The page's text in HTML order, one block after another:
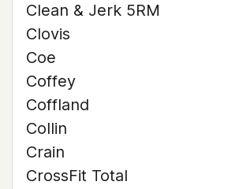
Clean & Jerk 5RM
Clovis
Coe
Coffey
Coffland
Collin
Crain
CrossFit Total